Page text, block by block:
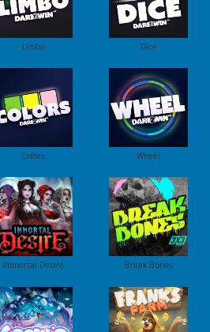
Limbo Dice
Colors Wheel
Immortal Desire Break Bones